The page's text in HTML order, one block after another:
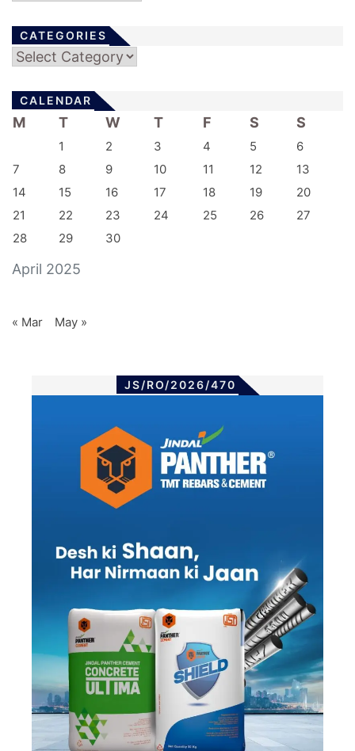
CATEGORIES
Categories
CALENDAR
April 2025
M T W T F S S
1 2 3 4 5
6
7
8 9 10 11 12
13
14
15 16 17 18 19
20
21
22 23 24 25 26
27
28
29 30
« Mar May »
JS/RO/2026/470